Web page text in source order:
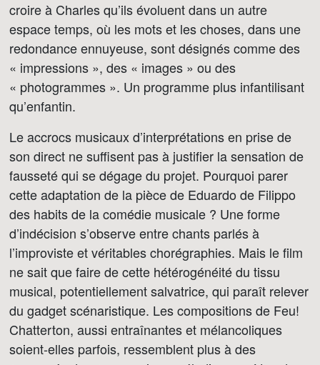
croire à Charles qu’ils évoluent dans un autre
espace temps, où les mots et les choses, dans une
redondance ennuyeuse, sont désignés comme des
« impressions », des « images » ou des
« photogrammes ». Un programme plus infantilisant
qu’enfantin.
Le accrocs musicaux d’interprétations en prise de
son direct ne suffisent pas à justifier la sensation de
fausseté qui se dégage du projet. Pourquoi parer
cette adaptation de la pièce de Eduardo de Filippo
des habits de la comédie musicale ? Une forme
d’indécision s’observe entre chants parlés à
l’improviste et véritables chorégraphies. Mais le film
ne sait que faire de cette hétérogénéité du tissu
musical, potentiellement salvatrice, qui paraît relever
du gadget scénaristique. Les compositions de Feu!
Chatterton, aussi entraînantes et mélancoliques
soient-elles parfois, ressemblent plus à des